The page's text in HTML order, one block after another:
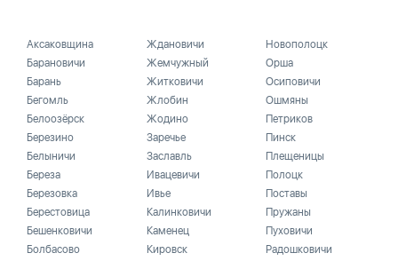
Аксаковщина
Барановичи
Барань
Бегомль
Белоозёрск
Березино
Белыничи
Береза
Березовка
Берестовица
Бешенковичи
Болбасово
Ждановичи
Жемчужный
Житковичи
Жлобин
Жодино
Заречье
Заславль
Ивацевичи
Ивье
Калинковичи
Каменец
Кировск
Новополоцк
Орша
Осиповичи
Ошмяны
Петриков
Пинск
Плещеницы
Полоцк
Поставы
Пружаны
Пуховичи
Радошковичи